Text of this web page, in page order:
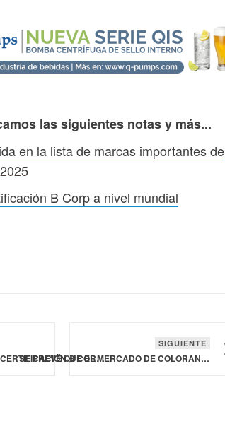
las siguientes notas y más...
en la lista de marcas importantes de
B Corp a nivel mundial
DANONE LOGRA LA CERTIFICACIÓN B CORP A NIVEL MUNDIAL
SIGUIENTE
SE PREVÉ QUE EL MERCADO DE COLORANTES ALIMENTARIOS NATURALES ALCANCE LOS 4,030 MDD EN 2035